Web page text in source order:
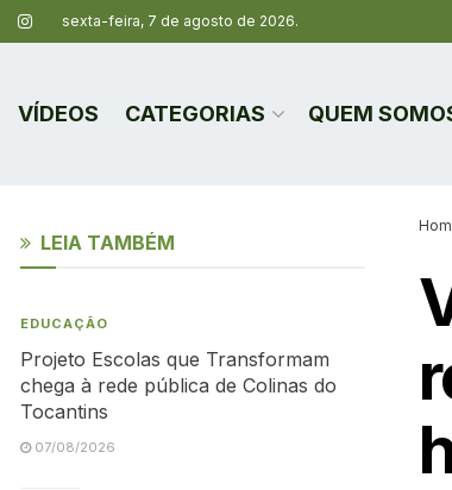
sexta-feira, 7 de agosto de 2026.
VÍDEOS CATEGORIAS QUEM
LEIA TAMBÉM
EDUCAÇÃO
Projeto Escolas que Transformam
chega à rede pública de Colinas do
Tocantins
07/08/2026